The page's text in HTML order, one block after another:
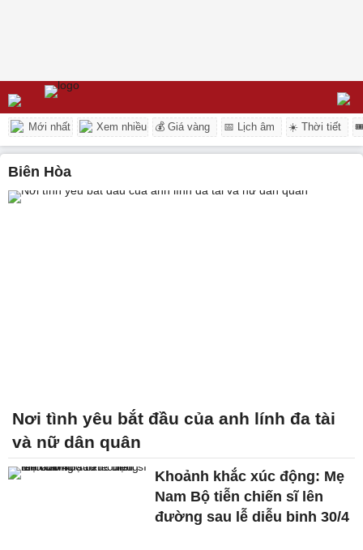
Mới nhất Xem nhiều 💰 Giá vàng 📅 Lịch âm ☀️ Thời tiết
Biên Hòa
Nơi tình yêu bắt đầu của anh lính đa tài
và nữ dân quân
Khoảnh khắc xúc động: Mẹ
Nam Bộ tiễn chiến sĩ lên
đường sau lễ diễu binh 30/4